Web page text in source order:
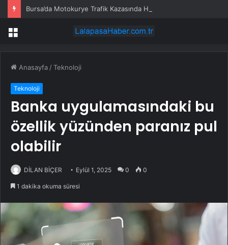
Bursa’da Motokurye Trafik Kazasında Hayatını Kaybetti
Menü
Anasayfa /Teknoloji
Teknoloji
Banka uygulamasındaki bu
özellik yüzünden paranız pul
olabilir
DİLAN BİÇER Eylül 1, 2025 0 0
1 dakika okuma süresi